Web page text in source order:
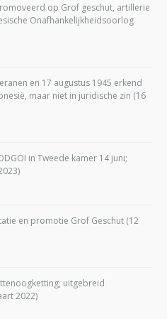
op Grof geschut, artillerie
Onafhankelijkheidsoorlog
en 17 augustus 1945 erkend
maar niet in juridische zin (16
in Tweede kamer 14 juni;
en promotie Grof Geschut (12
uitgebreid
2022)